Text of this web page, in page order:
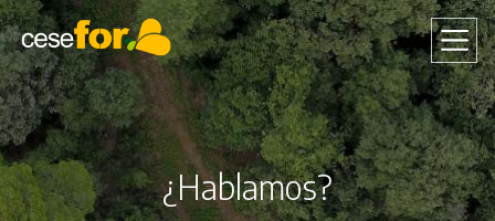
Pasar
al
contenido
principal
¿Hablamos?